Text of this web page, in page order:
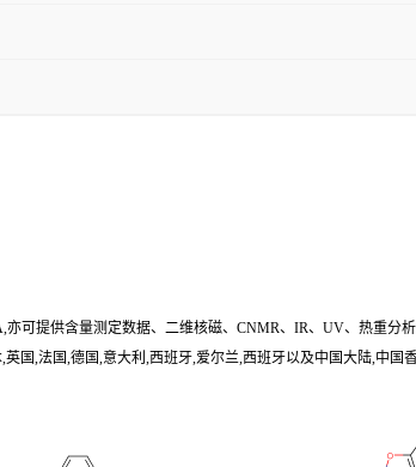
可提供含量测定数据、二维核磁、CNMR、IR、UV、热重分析
国,法国,德国,意大利,西班牙,爱尔兰,西班牙以及中国大陆,中国香